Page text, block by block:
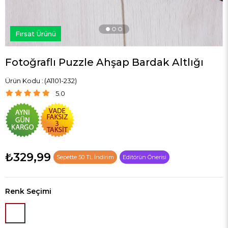
Fırsat Ürünü
Fotoğraflı Puzzle Ahşap Bardak Altlığı
(A1101-232)
5.0
₺329,99 Sepette 50 TL İndirim Editörün Önerisi
Renk Seçimi